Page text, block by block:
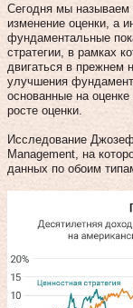
Сегодня мы называем
изменение оценки, а
фундаментальные
стратегии, в рамках
двигаться в прежнем
улучшения
основанные на
росте оценки.
Исследование
Management, на
данных по обоим